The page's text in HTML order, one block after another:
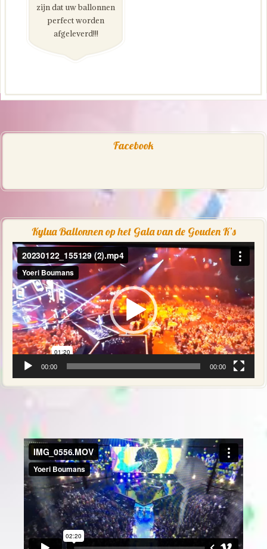
zijn dat uw ballonnen
perfect worden
afgeleverd!!!
Facebook
Kylua Ballonnen op het Gala van de Gouden K’s
Videospeler
00:00 00:00